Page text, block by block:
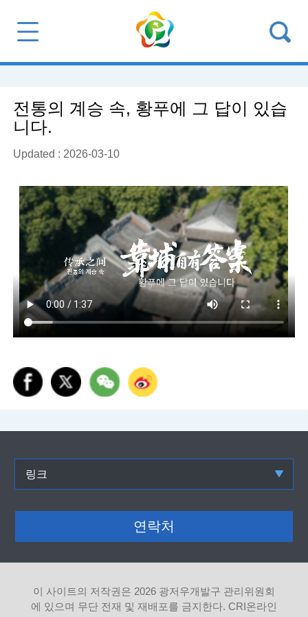
전통의 계승 속, 황푸에 그 답이 있습
니다.
Updated : 2026-03-10
링크
연락처
이 사이트의 저작권은 2026 광저우개발구 관리위원회
에 있으며 무단 전재 및 재배포를 금지한다. CRI온라인